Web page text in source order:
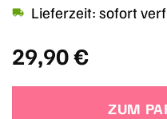
29,90€
Lieferzeit: sofort
ZUM